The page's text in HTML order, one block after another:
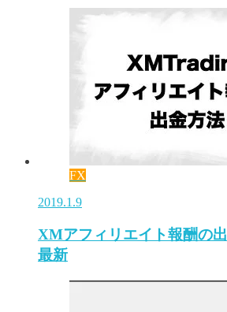
FX
2019.1.9
XMアフィリエイト報酬の
最新